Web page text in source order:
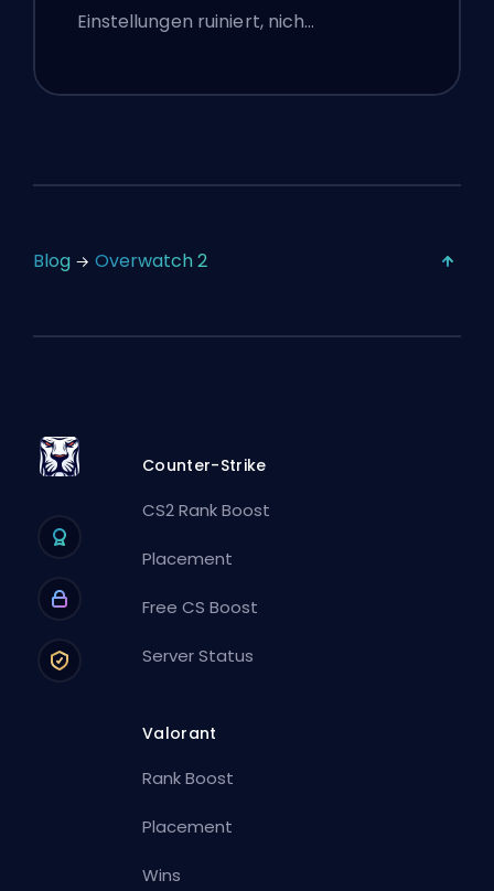
Einstellungen ruiniert, nich…
Blog Overwatch 2
Counter-Strike
CS2 Rank Boost
Placement
Free CS Boost
Server Status
Valorant
Rank Boost
Placement
Wins